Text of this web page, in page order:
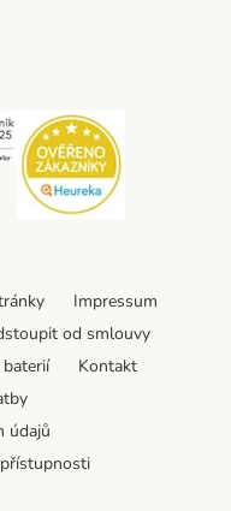
Method
Security
Impressum
od smlouvy
baterií
Kontakt
údajů